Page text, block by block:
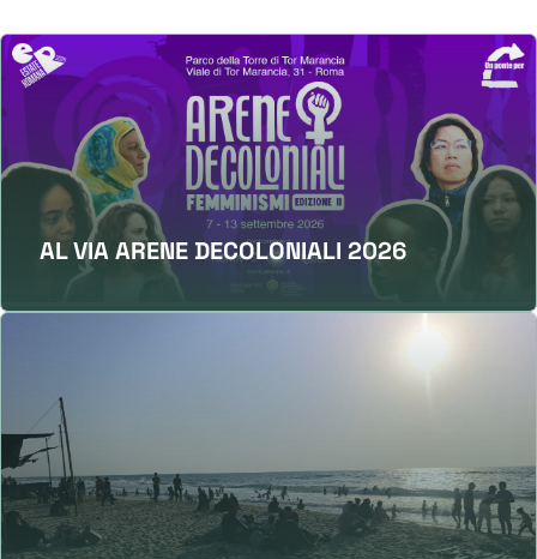
AL VIA ARENE DECOLONIALI 2026